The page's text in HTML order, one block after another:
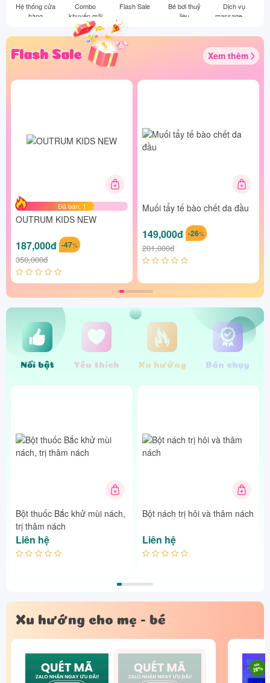
Hệ thống cửa
hàng
Combo
khuyến mãi
Flash Sale
Bé bơi thuỷ
liệu
Dịch vụ
massage mẹ
Flash Sale Xem thêm
Đã bán: 1
OUTRUM KIDS NEW
187,000đ -47%
350,000đ
Muối tẩy tế bào chết da đầu
149,000đ -26%
201,000đ
Nổi bật Yêu thích Xu hướng Bán chạy
Bột thuốc Bắc khử mùi nách,
trị thâm nách
Liên hệ
Bột nách trị hôi và thâm nách
Liên hệ
Xu hướng cho mẹ - bé